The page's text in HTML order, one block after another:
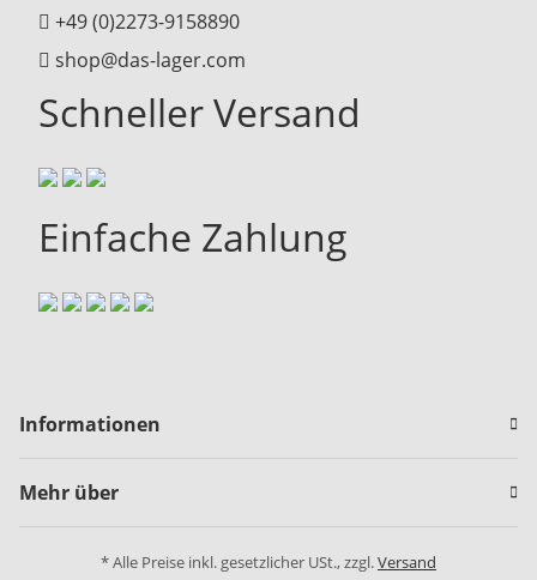
+49 (0)2273-9158890
shop@das-lager.com
Schneller Versand
Einfache Zahlung
Informationen
Mehr über
* Alle Preise inkl. gesetzlicher USt., zzgl.Versand